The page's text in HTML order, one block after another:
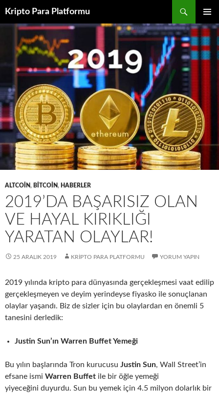
Kripto Para Platformu
ALTCOIN, BITCOIN, HABERLER
2019’DA BAŞARISIZ OLAN
VE HAYAL KIRIKLIĞI
YARATAN OLAYLAR!
25 ARALIK 2019 KRIPTO PARA PLATFORMU YORUM YAPIN
2019 yılında kripto para dünyasında gerçekleşmesi vaat edilip
gerçekleşmeyen ve deyim yerindeyse fiyasko ile sonuçlanan
olaylar yaşandı. Biz de sizler için bu olaylardan en önemli 5
tanesini derledik:
Justin Sun’ın Warren Buffet Yemeği
Bu yılın başlarında Tron kurucusu Justin Sun, Wall Street’in
efsane ismi Warren Buffet ile bir öğle yemeği
yiyeceğini duyurdu. Sun bu yemek için 4.5 milyon dolarlık bir